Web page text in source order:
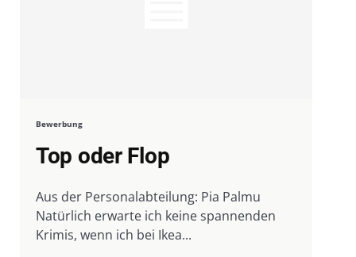
Bewerbung
Top oder Flop
Aus der Personalabteilung: Pia Palmu
Natürlich erwarte ich keine spannenden
Krimis, wenn ich bei Ikea...